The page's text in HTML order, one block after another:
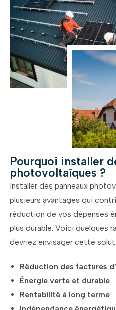
Pourquoi installer
photovoltaïques ?
Installer des panneaux
plusieurs avantages qui
réduction de vos dépenses
plus durable. Voici quelques
devriez envisager cette
Réduction des factures
Énergie verte et durable
Rentabilité à long terme